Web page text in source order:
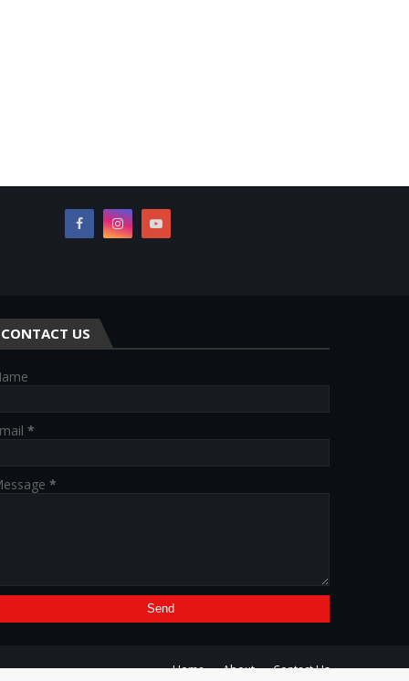
CONTACT US
*
*
Home About Contact Us